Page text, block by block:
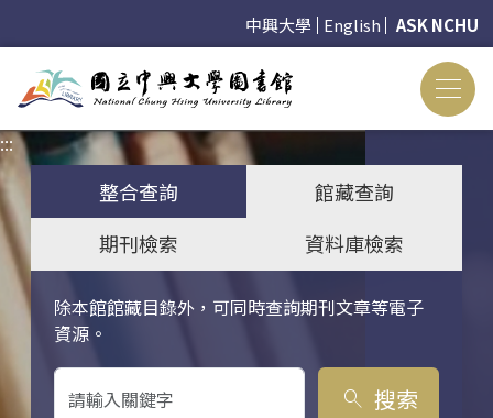
中興大學 English ASK NCHU
:::
整合查詢
館藏查詢
期刊檢索
資料庫檢索
除本館館藏目錄外，可同時查詢期刊文章等電子
資源。
關鍵字搜尋
search 搜索